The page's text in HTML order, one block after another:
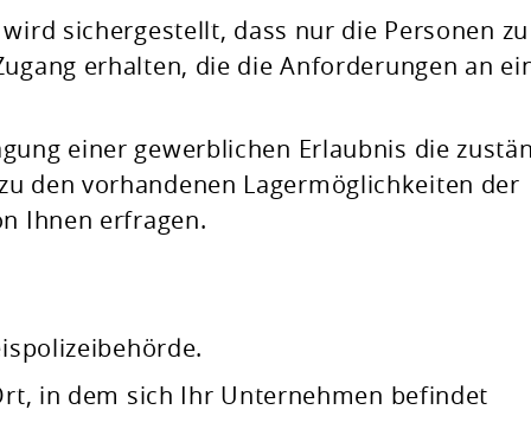
sichergestellt, dass nur die Personen zu
erhalten, die die Anforderungen an
einer gewerblichen Erlaubnis die
den vorhandenen Lagermöglichkeiten der
Ihnen erfragen.
in dem sich Ihr Unternehmen befindet